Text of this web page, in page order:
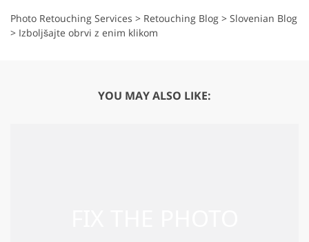
Photo Retouching Services > Retouching Blog > Slovenian Blog
> Izboljšajte obrvi z enim klikom
YOU MAY ALSO LIKE: